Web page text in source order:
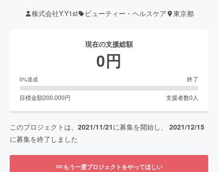
株式会社Y.Y1st ビューティー・ヘルスケア 東京都
現在の支援総額
0円
0%達成 終了
目標金額200,000円 支援者数0 人
このプロジェクトは、 2021/11/21に募集を開始し、 2021/12/15
に募集を終了しました
もう一度プロジェクトをやってほしい